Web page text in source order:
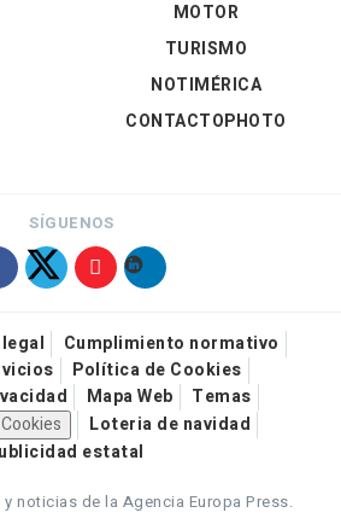
MOTOR
TURISMO
NOTIMÉRICA
CONTACTOPHOTO
SÍGUENOS
Cumplimiento normativo
Política de Cookies
Mapa Web
Temas
Loteria de navidad
estatal
noticias de la Agencia Europa Press.